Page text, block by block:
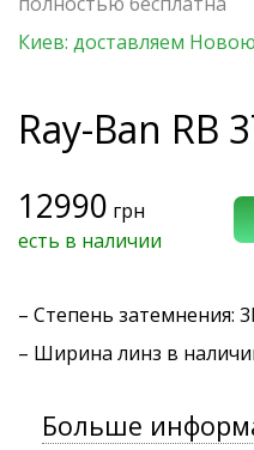
Киев: доставляем
Ray-Ban RB
12990 грн
есть в наличии
– Степень затемнения:
– Ширина линз в
Больше